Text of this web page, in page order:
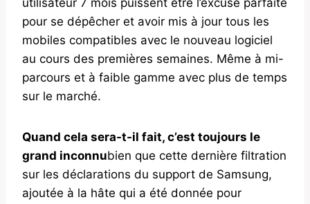
utilisateur 7 mois puissent être l’excuse parfaite
pour se dépêcher et avoir mis à jour tous les
mobiles compatibles avec le nouveau logiciel
au cours des premières semaines. Même à mi-
parcours et à faible gamme avec plus de temps
sur le marché.
Quand cela sera-t-il fait, c’est toujours le
grand inconnubien que cette dernière filtration
sur les déclarations du support de Samsung,
ajoutée à la hâte qui a été donnée pour